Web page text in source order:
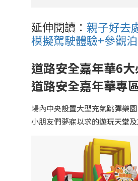
延伸閱讀： 親子好去
模擬駕駛體驗+參觀
道路安全嘉年華6
道路安全嘉年華專
場內中央設置大型充氣跳彈樂
小朋友們夢寐以求的遊玩天堂及